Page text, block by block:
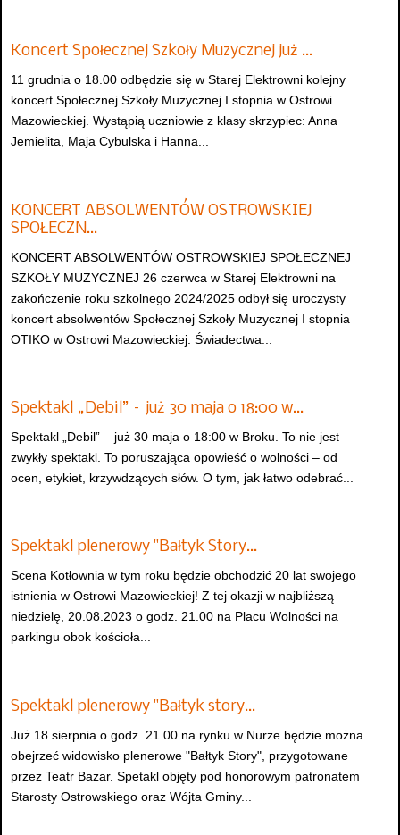
Koncert Społecznej Szkoły Muzycznej już …
11 grudnia o 18.00 odbędzie się w Starej Elektrowni kolejny
koncert Społecznej Szkoły Muzycznej I stopnia w Ostrowi
Mazowieckiej. Wystąpią uczniowie z klasy skrzypiec: Anna
Jemielita, Maja Cybulska i Hanna...
KONCERT ABSOLWENTÓW OSTROWSKIEJ
SPOŁECZN…
KONCERT ABSOLWENTÓW OSTROWSKIEJ SPOŁECZNEJ
SZKOŁY MUZYCZNEJ 26 czerwca w Starej Elektrowni na
zakończenie roku szkolnego 2024/2025 odbył się uroczysty
koncert absolwentów Społecznej Szkoły Muzycznej I stopnia
OTIKO w Ostrowi Mazowieckiej. Świadectwa...
Spektakl „Debil” – już 30 maja o 18:00 w…
Spektakl „Debil” – już 30 maja o 18:00 w Broku. To nie jest
zwykły spektakl. To poruszająca opowieść o wolności – od
ocen, etykiet, krzywdzących słów. O tym, jak łatwo odebrać...
Spektakl plenerowy "Bałtyk Story…
Scena Kotłownia w tym roku będzie obchodzić 20 lat swojego
istnienia w Ostrowi Mazowieckiej! Z tej okazji w najbliższą
niedzielę, 20.08.2023 o godz. 21.00 na Placu Wolności na
parkingu obok kościoła...
Spektakl plenerowy "Bałtyk story…
Już 18 sierpnia o godz. 21.00 na rynku w Nurze będzie można
obejrzeć widowisko plenerowe "Bałtyk Story", przygotowane
przez Teatr Bazar. Spetakl objęty pod honorowym patronatem
Starosty Ostrowskiego oraz Wójta Gminy...